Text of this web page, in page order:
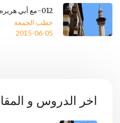
012-مع أبي هريره رضي الله عنه
خطب الجمعة
2015-06-05
اخر الدروس و